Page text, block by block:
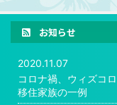
お知らせ
2020.11.07
コロナ禍、ウィズコ
移住家族の一例